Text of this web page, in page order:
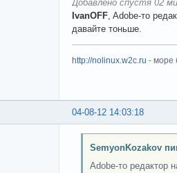
Добавлено спустя 02
IvanOFF , Adobe-то
давайте тоньше.
http://nolinux.w2c.ru - море
04-08-12 14:03:18
SemyonKozakov
Adobe-то редактор